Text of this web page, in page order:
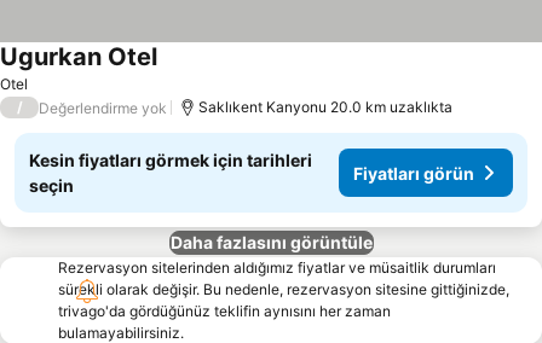
Otel
Ugurkan OtelFiyatları görün
/ Değerlendirme yok Saklıkent Kanyonu 20.0 km uzaklıkta
Kesin fiyatları görmek için tarihleri
seçin
Fiyatları görün
Daha fazlasını görüntüle
Rezervasyon sitelerinden aldığımız fiyatlar ve müsaitlik durumları
sürekli olarak değişir. Bu nedenle, rezervasyon sitesine gittiğinizde,
trivago'da gördüğünüz teklifin aynısını her zaman
bulamayabilirsiniz.